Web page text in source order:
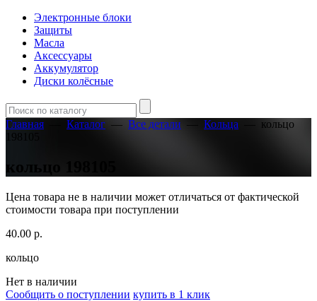
Электронные блоки
Защиты
Масла
Аксессуары
Аккумулятор
Диски колёсные
Главная Каталог — Все детали — Кольца
кольцо
198105
кольцо 198105
Цена товара не в наличии может отличаться от фактической
стоимости товара при поступлении
40.00 р.
кольцо
Нет в наличии
Сообщить о поступлении купить в 1 клик